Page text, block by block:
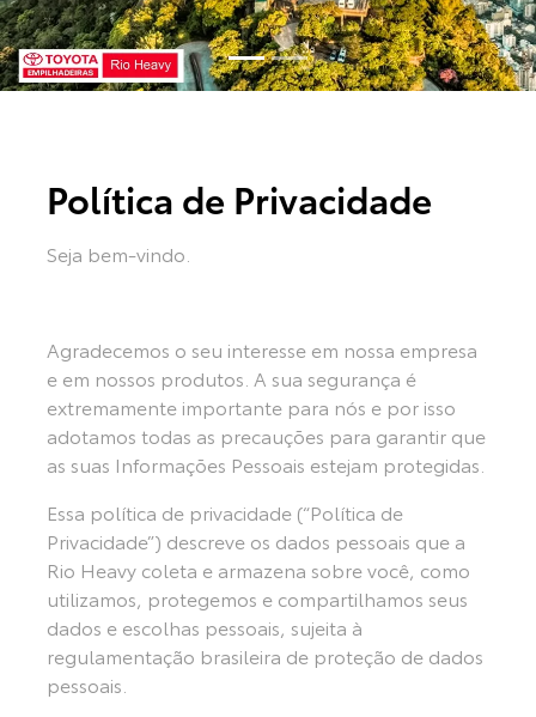
Política de Privacidade
Seja bem-vindo.
Agradecemos o seu interesse em nossa empresa
e em nossos produtos. A sua segurança é
extremamente importante para nós e por isso
adotamos todas as precauções para garantir que
as suas Informações Pessoais estejam protegidas.
Essa política de privacidade (“Política de
Privacidade”) descreve os dados pessoais que a
Rio Heavy coleta e armazena sobre você, como
utilizamos, protegemos e compartilhamos seus
dados e escolhas pessoais, sujeita à
regulamentação brasileira de proteção de dados
pessoais.